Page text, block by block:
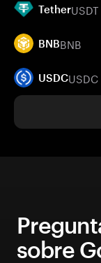
TetherUSDT
BNBBNB
USDCUSDC
sobre